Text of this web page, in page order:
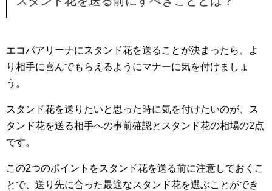
エコパアリーナにスタンド花を送ることが決まったら、よ
り相手に喜んでもらえるようにマナーに気を付けましょ
う。
スタンド花を送りたいと思った時に気を付けたいのが、ス
タンド花を送る相手への事前確認とスタンド花の相場の2点
です。
この2つのポイントをスタンド花を送る前に注意しておくこ
とで、送り先に合った最適なスタンド花を選ぶことができ